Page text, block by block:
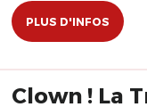
PLUS D'INFOS
Clown ! La